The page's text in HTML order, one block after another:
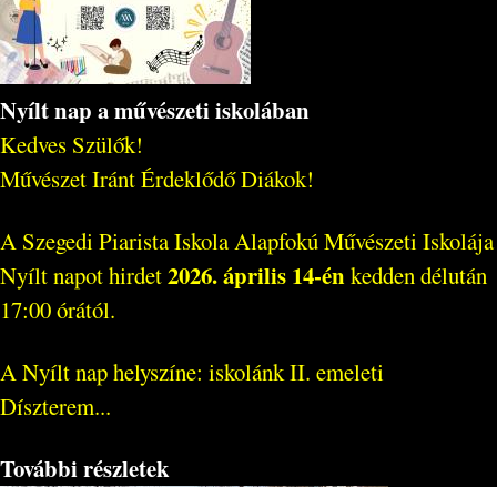
Nyílt nap a művészeti iskolában
Kedves Szülők!
Művészet Iránt Érdeklődő Diákok!
A Szegedi Piarista Iskola Alapfokú Művészeti Iskolája
Nyílt napot hirdet2026. április 14-énkedden délután
17:00 órától.
A Nyílt nap helyszíne: iskolánk II. emeleti
Díszterem...
További részletek